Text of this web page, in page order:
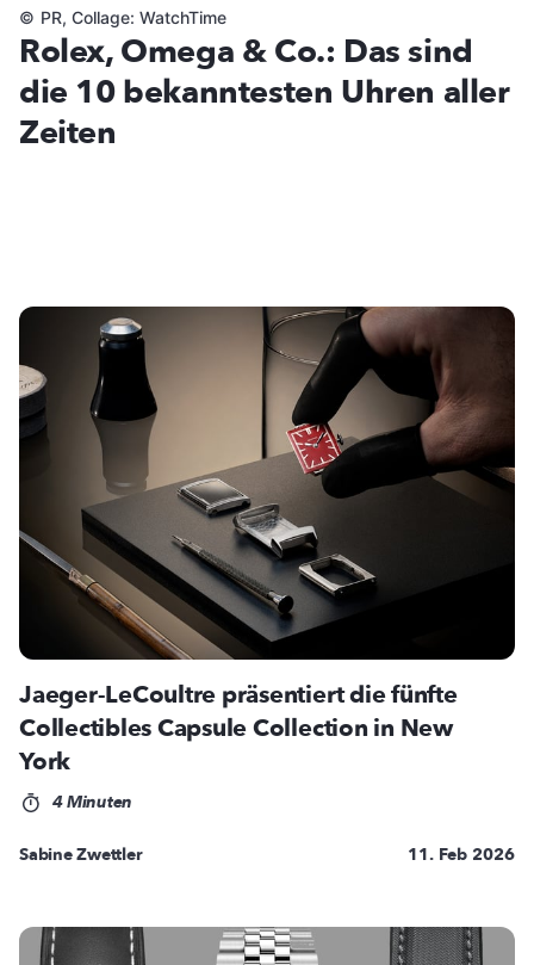
Rolex, Omega & Co.: Das sind
die 10 bekanntesten Uhren aller
Zeiten
© PR, Collage: WatchTime
Jaeger-LeCoultre präsentiert die fünfte
Collectibles Capsule Collection in New
York
4 Minuten
Sabine Zwettler 11. Feb 2026